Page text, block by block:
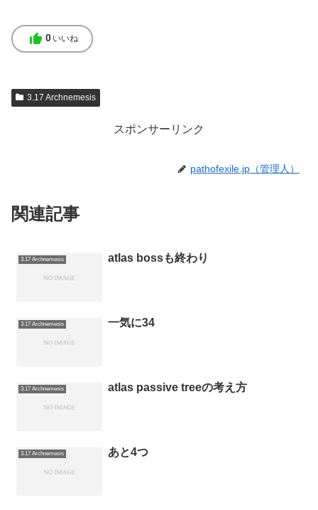
thumb_up 0 いいね
3.17 Archnemesis
スポンサーリンク
pathofexile.jp（管理人）
関連記事
3.17 Archnemesis atlas bossも終わり
3.17 Archnemesis 一気に34
3.17 Archnemesis atlas passive treeの考え方
3.17 Archnemesis あと4つ